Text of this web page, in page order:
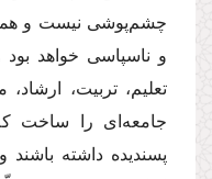
چشم‌پوشى نیست و
و ناسپاسى خواهد بود
تعلیم، تربیت،
جامعه‌اى را ساخت
پسندیده داشته